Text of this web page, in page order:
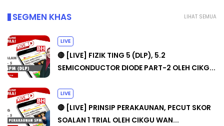
LIHAT SEMUA
SEGMEN KHAS
LIVE
🔴 [LIVE] FIZIK TING 5 (DLP), 5.2
SEMICONDUCTOR DIODE PART-2 OLEH CIKG...
LIVE
🔴 [LIVE] PRINSIP PERAKAUNAN, PECUT SKOR
SOALAN 1 TRIAL OLEH CIKGU WAN...